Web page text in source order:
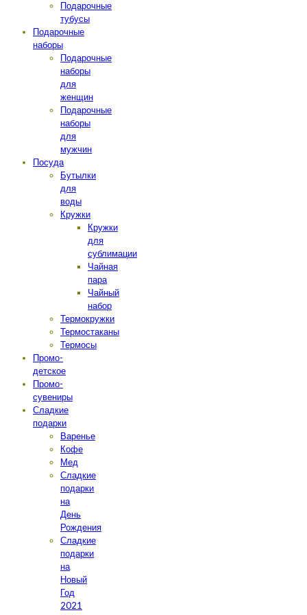
Подарочные
тубусы
Подарочные
наборы
Подарочные
наборы
для
женщин
Подарочные
наборы
для
мужчин
Посуда
Бутылки
для
воды
Кружки
Кружки
для
сублимации
Чайная
пара
Чайный
набор
Термокружки
Термостаканы
Термосы
Промо-
детское
Промо-
сувениры
Сладкие
подарки
Варенье
Кофе
Мед
Сладкие
подарки
на
День
Рождения
Сладкие
подарки
на
Новый
Год
2021